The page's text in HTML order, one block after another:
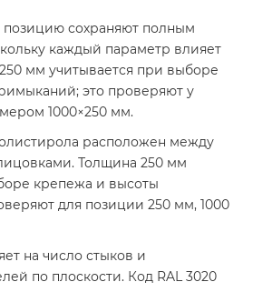
сохраняют полным
каждый параметр влияет
мм учитывается при выборе
это проверяют у
1000×250 мм.
расположен между
Толщина 250 мм
крепежа и высоты
для позиции 250 мм, 1000
на число стыков и
по плоскости. Код RAL 3020